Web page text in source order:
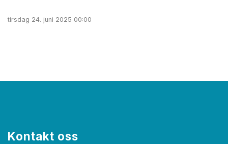
tirsdag 24. juni 2025 00:00
Kontakt oss